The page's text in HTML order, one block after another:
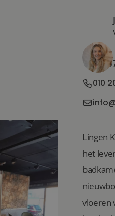
071
010
Lingen
het
vloeren